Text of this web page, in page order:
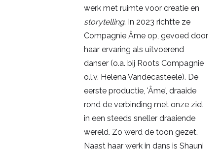
werk met ruimte voor creatie en
storytelling. In 2023 richtte ze
Compagnie Âme op, gevoed door
haar ervaring als uitvoerend
danser (o.a. bij Roots Compagnie
o.l.v. Helena Vandecasteele). De
eerste productie, 'Âme', draaide
rond de verbinding met onze ziel
in een steeds sneller draaiende
wereld. Zo werd de toon gezet.
Naast haar werk in dans is Shauni